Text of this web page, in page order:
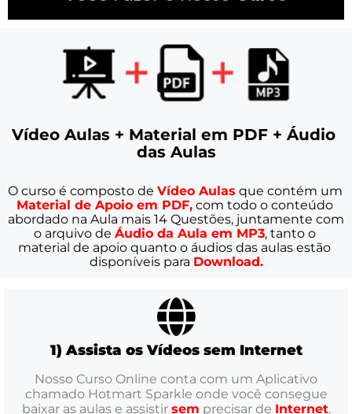
Vídeo Aulas + Material em PDF + Áudio
das Aulas
O curso é composto de Vídeo Aulas
Material de Apoio em PDF, com todo o conteúdo
abordado na Aula mais 14 Questões, juntamente com
o arquivo de Áudio da Aula em MP3, tanto o
disponíveis para Download.
1) Assista os Vídeos sem Internet
Nosso Curso Online conta com um Aplicativo
chamado Hotmart Sparkle onde você consegue
baixar as aulas e assistir sem precisar de Internet.